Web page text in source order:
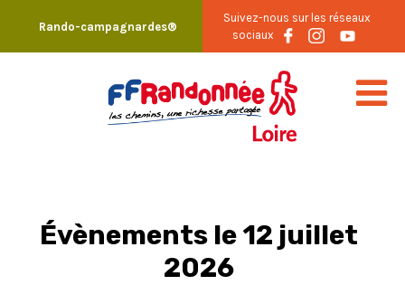
content
Rando-campagnardes®
Suivez-nous sur les réseaux
sociaux
Évènements le 12 juillet
2026